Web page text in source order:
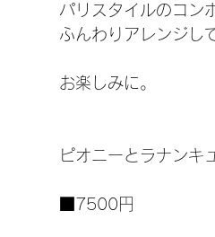
パリスタイルのコン
ふんわりアレンジし
お楽しみに。
ピオニーとラナンキ
■7500円